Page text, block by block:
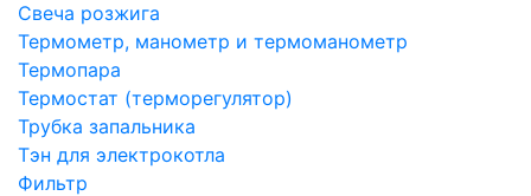
Свеча розжига
Термометр, манометр и термоманометр
Термопара
Термостат (терморегулятор)
Трубка запальника
Тэн для электрокотла
Фильтр